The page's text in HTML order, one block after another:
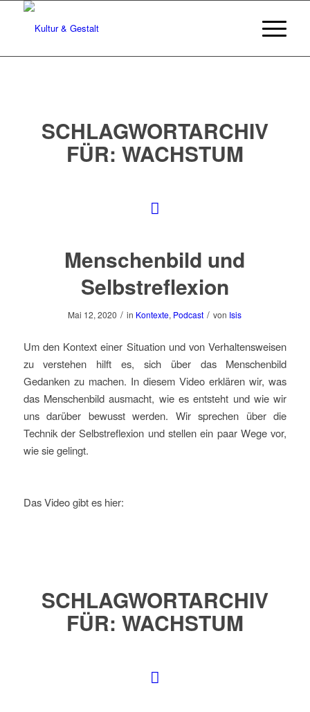
SCHLAGWORTARCHIV
FÜR: WACHSTUM
Menschenbild und
Selbstreflexion
Mai 12, 2020 / in Kontexte, Podcast / von Isis
Um den Kontext einer Situation und von Verhaltensweisen
zu verstehen hilft es, sich über das Menschenbild
Gedanken zu machen. In diesem Video erklären wir, was
das Menschenbild ausmacht, wie es entsteht und wie wir
uns darüber bewusst werden. Wir sprechen über die
Technik der Selbstreflexion und stellen ein paar Wege vor,
wie sie gelingt.
Das Video gibt es hier:
SCHLAGWORTARCHIV
FÜR: WACHSTUM